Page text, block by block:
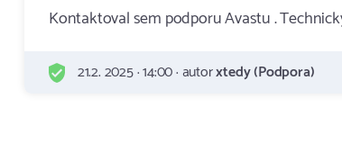
Kontaktoval sem podporu Avastu .
21.2. 2025 · 14:00 · autorxtedy (Podpora)